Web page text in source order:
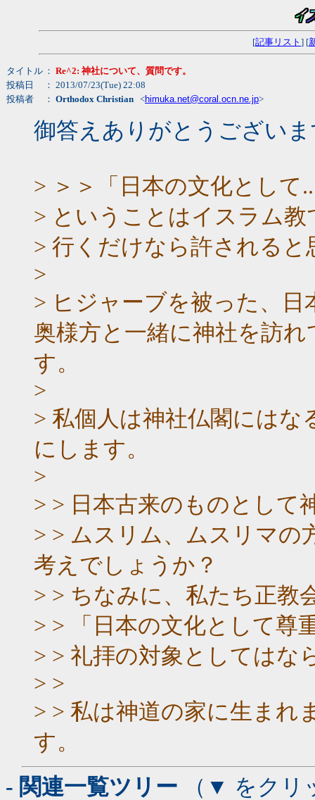
[記事リスト ] [
タイトル ： Re^2: 神社について、質問です。
投稿日
： 2013/07/23(Tue) 22:08
投稿者
： Orthodox Christian <himuka.net@coral.ocn.ne.jp>
御答えありがとうござい
> ＞＞「日本の文化として
> ということはイスラム
> 行くだけなら許されると
>
> ヒジャーブを被った、日
奥様方と一緒に神社を訪
す。
>
> 私個人は神社仏閣には
にします。
>
> > 日本古来のものとして
> > ムスリム、ムスリマの
考えでしょうか？
> > ちなみに、私たち正教
> > 「日本の文化として尊
> > 礼拝の対象としてはな
> >
> > 私は神道の家に生まれ
す。
- 関連一覧ツリー （▼ をクリ